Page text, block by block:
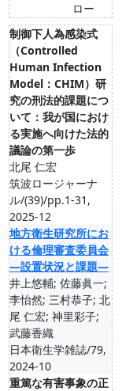
ロー
制御下人為感染式
（Controlled
Human Infection
Model：CHIM）研
究の刑法的課題につ
いて：我が国におけ
る実施へ向けた法的
議論の第一歩
北尾 仁宏
筑波ロージャーナ
ル/(39)/pp.1-31,
2025-12
地方衛生研究所にお
ける倫理審査委員会
―設置状況と課題―
井上悠輔; 佐藤眞一;
李怡然; 三村恭子; 北
尾 仁宏; 神里彩子;
武藤香織
日本衛生学雑誌/79,
2024-10
重篤な有害事象の正